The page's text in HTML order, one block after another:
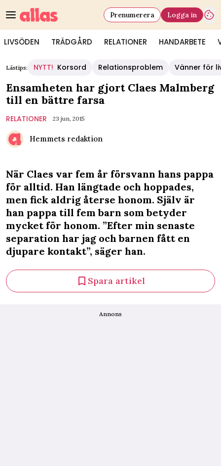
LIVSÖDEN TRÄDGÅRD RELATIONER HANDARBETE
Prenumerera Logga in
Lästips: NYTT! Korsord Relationsproblem Vänner för
Ensamheten har gjort Claes Malmberg
till en bättre farsa
RELATIONER 23 jun, 2015
Hemmets redaktion
När Claes var fem år försvann hans pappa
för alltid. Han längtade och hoppades,
men fick aldrig återse honom. Själv är
han pappa till fem barn som betyder
mycket för honom. ”Efter min senaste
separation har jag och barnen fått en
djupare kontakt”, säger han.
Spara artikel
Annons